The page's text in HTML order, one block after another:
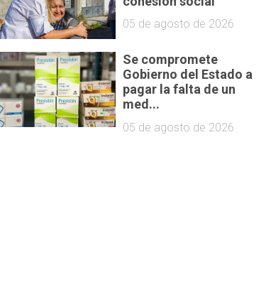
05 de agosto de 2026
Se compromete
Gobierno del Estado a
pagar la falta de un
med...
05 de agosto de 2026